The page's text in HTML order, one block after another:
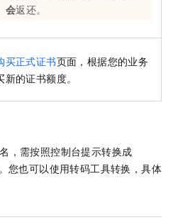
会返还。
买正式证书页面，根据您的业务
新的证书额度。
，需按照控制台提示转换成
您也可以使用转码工具转换，具体